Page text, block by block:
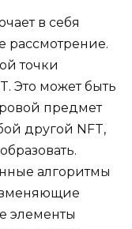
в себя
рассмотрение.
точки
Это может быть
предмет
другой NFT,
алгоритмы
элементы